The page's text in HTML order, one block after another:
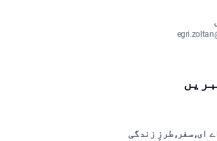
ای, سفر, طرزِ زندگی